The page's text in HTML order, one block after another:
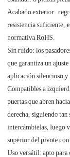
Acabado exterior:
resistencia suficiente,
normativa RoHS.
Sin ruido: los
que garantiza un
aplicación silencioso y
Compatibles a
puertas que abren
derecha, siguiendo tan
intercámbielas, luego
superior del pivote con
Uso versátil: apto para